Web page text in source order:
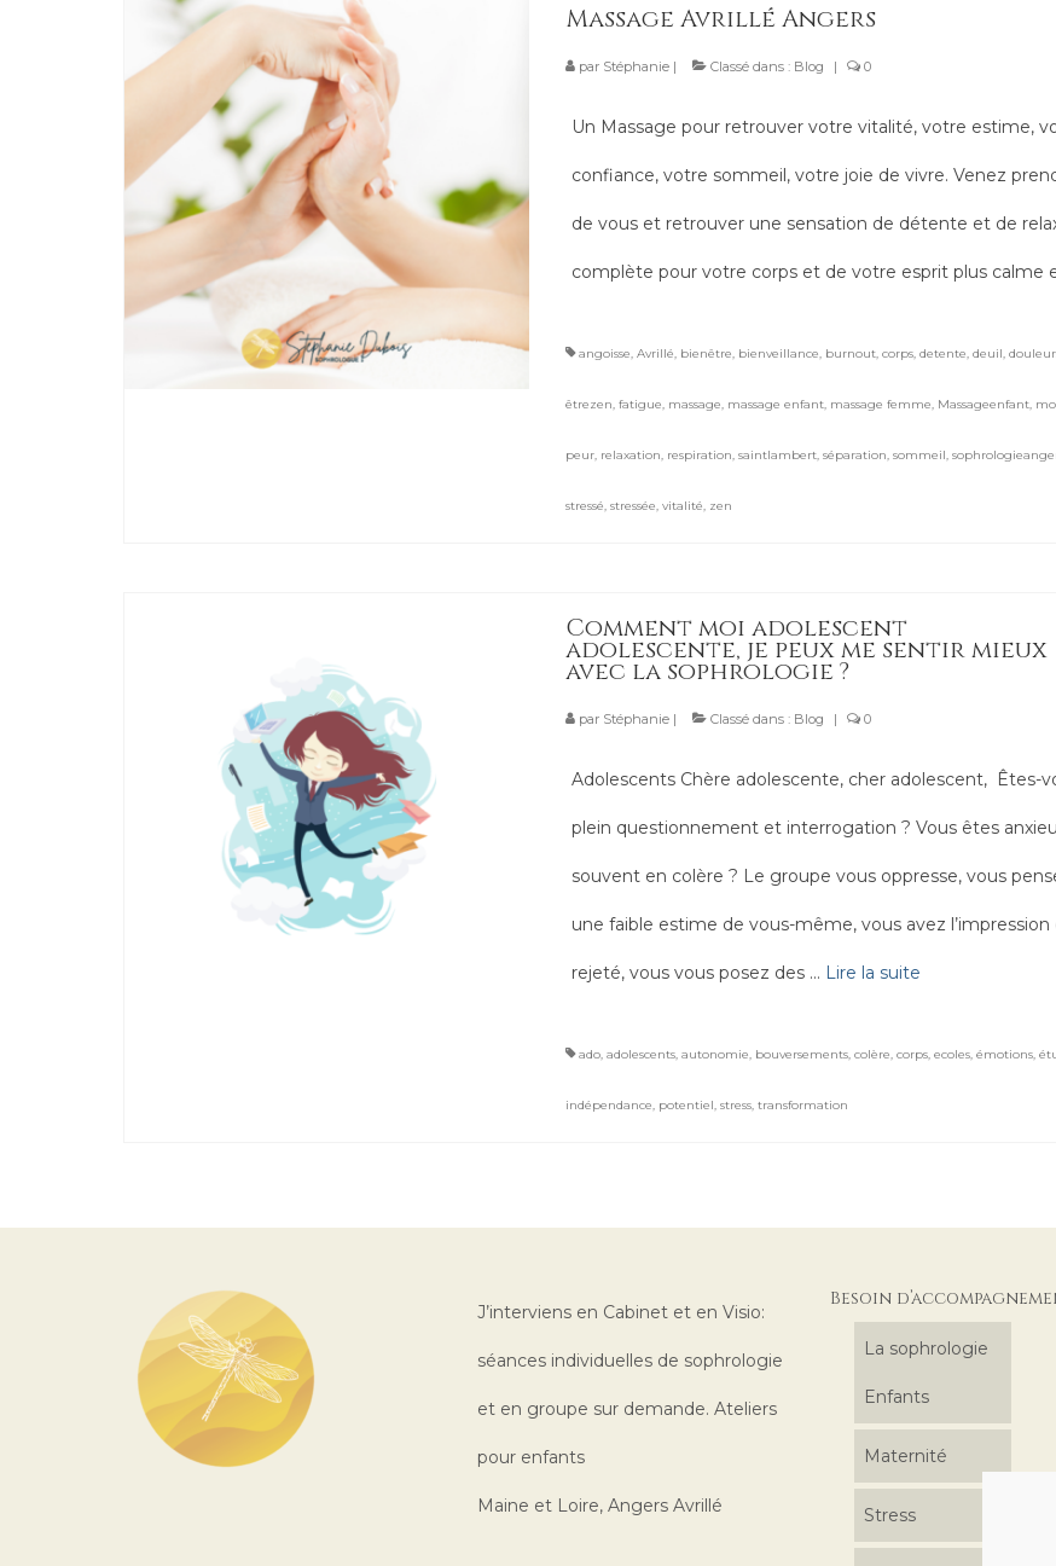
Massage Avrillé Angers
par Stéphanie| Classé dans : Blog | 0
Un Massage pour retrouver votre vitalité, votre estime,
confiance, votre sommeil, votre joie de vivre. Venez
de vous et retrouver une sensation de détente et de
complète pour votre corps et de votre esprit plus calme
angoisse, Avrillé, bienêtre, bienveillance, burnout, corps, detente, deuil,
êtrezen, fatigue, massage, massage enfant, massage femme, Massageenfant,
peur, relaxation, respiration, saintlambert, séparation, sommeil,
stressé, stressée, vitalité, zen
Comment moi adolescent
adolescente, je peux me sentir mieux
avec la sophrologie ?
par Stéphanie| Classé dans : Blog | 0
Adolescents Chère adolescente, cher adolescent, Êtes-
plein questionnement et interrogation ? Vous êtes
souvent en colère ? Le groupe vous oppresse, vous
une faible estime de vous-même, vous avez l’impression
rejeté, vous vous posez des … Lire la suite­­
ado, adolescents, autonomie, bouversements, colère, corps, ecoles, émotions,
indépendance, potentiel, stress, transformation
J’interviens en Cabinet et en Visio:
séances individuelles de sophrologie
et en groupe sur demande. Ateliers
pour enfants
Maine et Loire, Angers Avrillé
Besoin
La sophrologie
Enfants
Maternité
Stress